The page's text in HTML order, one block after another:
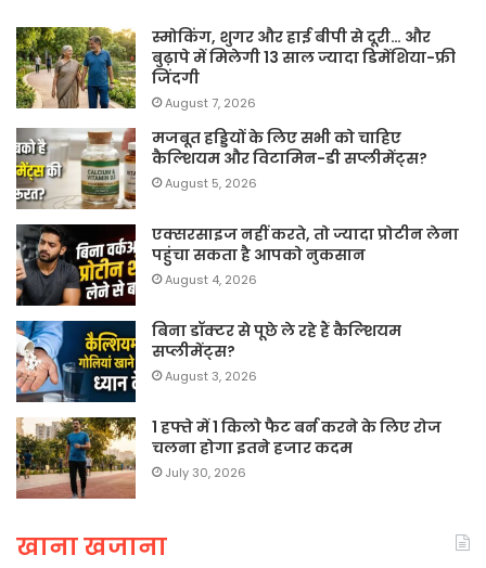
स्मोकिंग, शुगर और हाई बीपी से दूरी… और
बुढ़ापे में मिलेगी 13 साल ज्यादा डिमेंशिया-फ्री
जिंदगी
August 7, 2026
मजबूत हड्डियों के लिए सभी को चाहिए
कैल्शियम और विटामिन-डी सप्लीमेंट्स?
August 5, 2026
एक्सरसाइज नहीं करते, तो ज्यादा प्रोटीन लेना
पहुंचा सकता है आपको नुकसान
August 4, 2026
बिना डॉक्टर से पूछे ले रहे हैं कैल्शियम
सप्लीमेंट्स?
August 3, 2026
1 हफ्ते में 1 किलो फैट बर्न करने के लिए रोज
चलना होगा इतने हजार कदम
July 30, 2026
खाना खजाना